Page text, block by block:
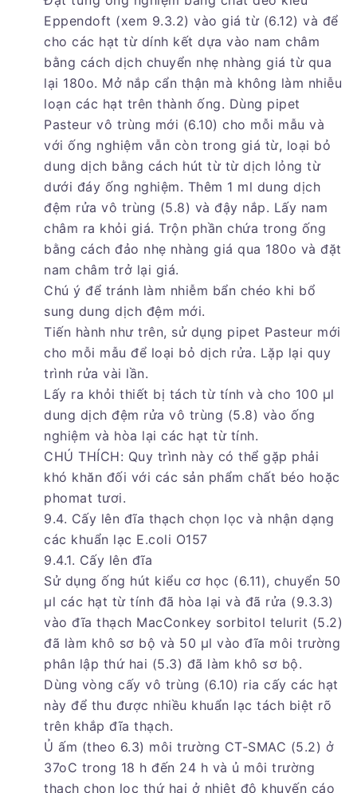
Eppendoft (xem 9.3.2) vào giá từ (6.12) và để
cho các hạt từ dính kết dựa vào nam châm
bằng cách dịch chuyển nhẹ nhàng giá từ qua
lại 180o. Mở nắp cẩn thận mà không làm nhiễu
loạn các hạt trên thành ống. Dùng pipet
Pasteur vô trùng mới (6.10) cho mỗi mẫu và
với ống nghiệm vẫn còn trong giá từ, loại bỏ
dung dịch bằng cách hút từ từ dịch lỏng từ
dưới đáy ống nghiệm. Thêm 1 ml dung dịch
đệm rửa vô trùng (5.8) và đậy nắp. Lấy nam
châm ra khỏi giá. Trộn phần chứa trong ống
bằng cách đảo nhẹ nhàng giá qua 180o và đặt
nam châm trở lại giá.
Chú ý để tránh làm nhiễm bẩn chéo khi bổ
sung dung dịch đệm mới.
Tiến hành như trên, sử dụng pipet Pasteur mới
cho mỗi mẫu để loại bỏ dịch rửa. Lặp lại quy
trình rửa vài lần.
Lấy ra khỏi thiết bị tách từ tính và cho 100 µl
dung dịch đệm rửa vô trùng (5.8) vào ống
nghiệm và hòa lại các hạt từ tính.
CHÚ THÍCH: Quy trình này có thể gặp phải
khó khăn đối với các sản phẩm chất béo hoặc
phomat tươi.
9.4. Cấy lên đĩa thạch chọn lọc và nhận dạng
các khuẩn lạc E.coli O157
9.4.1. Cấy lên đĩa
Sử dụng ống hút kiểu cơ học (6.11), chuyển 50
µl các hạt từ tính đã hòa lại và đã rửa (9.3.3)
vào đĩa thạch MacConkey sorbitol telurit (5.2)
đã làm khô sơ bộ và 50 µl vào đĩa môi trường
phân lập thứ hai (5.3) đã làm khô sơ bộ.
Dùng vòng cấy vô trùng (6.10) ria cấy các hạt
này để thu được nhiều khuẩn lạc tách biệt rõ
trên khắp đĩa thạch.
Ủ ấm (theo 6.3) môi trường CT-SMAC (5.2) ở
37oC trong 18 h đến 24 h và ủ môi trường
thạch chọn lọc thứ hai ở nhiệt độ khuyến cáo